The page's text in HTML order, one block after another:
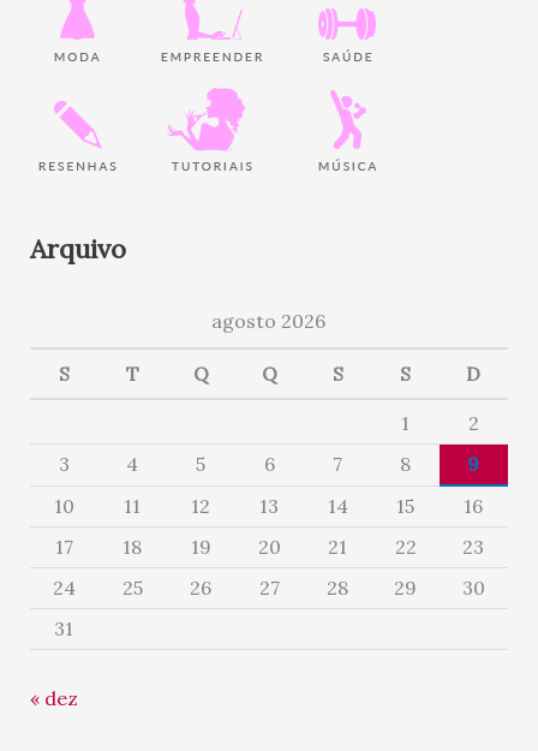
Arquivo
agosto 2026
S T Q Q S S D
1
2
3
4 5 6 7 8
9
10
11 12 13 14 15
16
17
18 19 20 21 22
23
24
25 26 27 28 29
30
31
« dez